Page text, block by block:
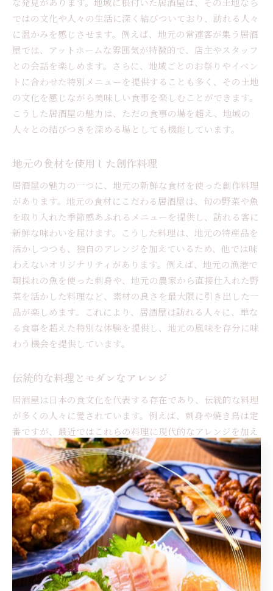
ではの文化や人々の生活に深く結びついており、訪れる人々
に温かみを感じさせます。例えば、地元の常連客が集う居酒
屋では、アットホームな雰囲気が特徴的で、店主やスタッフ
との会話を楽しめます。さらに、地域ごとのお祭りやイベン
トに合わせた特別メニューを提供することも多く、その土地
の文化を感じながら美味しい食事を楽しむことができます。
こうした居酒屋の魅力は、ただの食事の場を超え、地域の
人々との結びつきを深める場としても機能しています。
地元の食材を使用した創作料理
居酒屋の魅力の一つに、地元の新鮮な食材を使った創作料理
があります。地元の食材にこだわる居酒屋は、旬の野菜や魚
を取り入れた季節感あふれるメニューを提供し、訪れる客に
新鮮な味わいを届けます。こうした料理は、地元の特産品を
活かしつつも、独自のアレンジを加えているため、他では味
わえないオリジナリティがあります。例えば、地元の漁港で
朝採れの魚を使った刺身や、地元の農家から直接仕入れた野
菜を活かした料理など、素材の良さを最大限に引き出した一
品が楽しめます。これにより、居酒屋は訪れる人々に、単な
る食事を超えた特別な体験を提供し、地元の風味を存分に味
わう機会を提供しています。
伝統的な料理とモダンなアレンジ
居酒屋は日本の食文化を代表する存在であり、伝統的な料理
が多くの人々に愛されています。例えば、刺身や焼き鳥は定
番ですが、最近ではこれらの料理に現代的なアレンジを加え
る居酒屋が増えています。例えば、刺身に香草やスパイスを
加えた新感覚の一皿や、トリュフオイルをかけた焼き鳥な
ど、驚きと感動を与える料理が提供されています。これによ
り、おなじみの味わいに新しい発見が加わり、訪れるたびに
新しい体験ができるのです。こうしたモダンなアプローチ
は、伝統と革新が融合した魅力を持っており、多くの居酒屋
ファンを引き付けています。
地元の人々に愛される居酒屋の秘密